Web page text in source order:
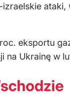
ataki,
eksportu
na Ukrainę w